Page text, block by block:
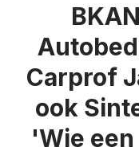
Carprof
ook
'Wie